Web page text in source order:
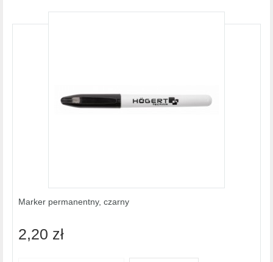
Marker permanentny, czarny
2,20 zł